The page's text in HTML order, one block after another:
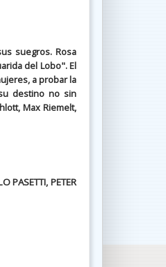
suegros. Rosa
del Lobo". El
a probar la
destino no sin
Max Riemelt,
PASETTI, PETER